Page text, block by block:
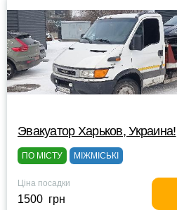
Эвакуатор Харьков, Украина!
ПО МІСТУ МІЖМІСЬКІ
Ціна посадки
1500 грн